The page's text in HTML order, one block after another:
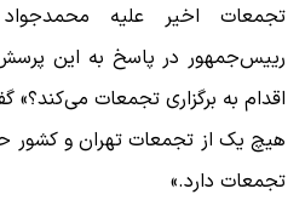
تجمعات اخیر علیه
رییس‌جمهور در پاسخ به این
اقدام به برگزاری تجمعات می‌کند؟»
هیچ یک از تجمعات تهران و کشور
تجمعات دارد.»